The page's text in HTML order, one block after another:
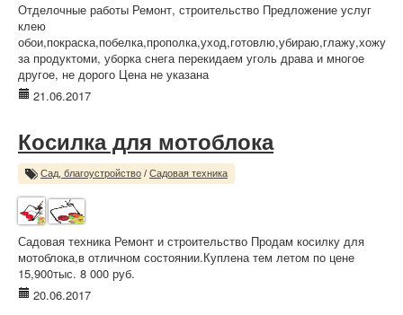
Отделочные работы Ремонт, строительство Предложение услуг
клею
обои,покраска,побелка,прополка,уход,готовлю,убираю,глажу,хожу
за продуктоми, уборка снега перекидаем уголь драва и многое
другое, не дорого Цена не указана
21.06.2017
Косилка для мотоблока
Сад, благоустройство / Садовая техника
Садовая техника Ремонт и строительство Продам косилку для
мотоблока,в отличном состоянии.Куплена тем летом по цене
15,900тыс. 8 000 руб.
20.06.2017